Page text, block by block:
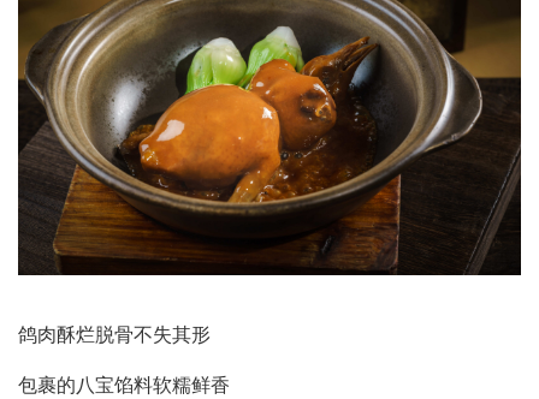
鸽肉酥烂脱骨不失其形
包裹的八宝馅料软糯鲜香